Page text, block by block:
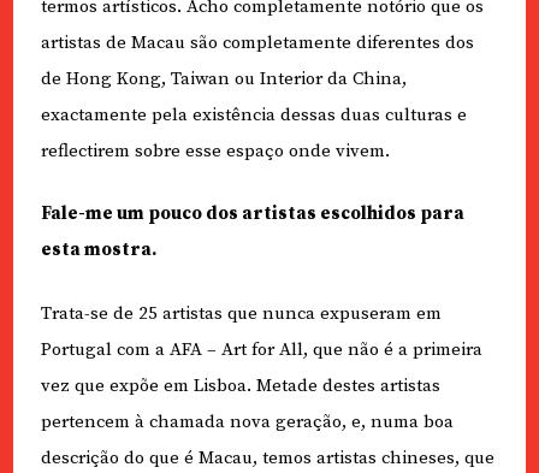
termos artísticos. Acho completamente notório que os
artistas de Macau são completamente diferentes dos
de Hong Kong, Taiwan ou Interior da China,
exactamente pela existência dessas duas culturas e
reflectirem sobre esse espaço onde vivem.
Fale-me um pouco dos artistas escolhidos para
esta mostra.
Trata-se de 25 artistas que nunca expuseram em
Portugal com a AFA – Art for All, que não é a primeira
vez que expõe em Lisboa. Metade destes artistas
pertencem à chamada nova geração, e, numa boa
descrição do que é Macau, temos artistas chineses, que